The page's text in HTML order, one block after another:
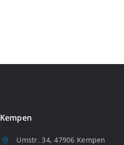
Kempen
Umstr. 34, 47906 Kempen